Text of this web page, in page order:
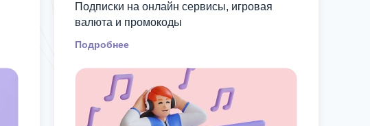
Подписки на онлайн сервисы, игровая
валюта и промокоды
Подробнее